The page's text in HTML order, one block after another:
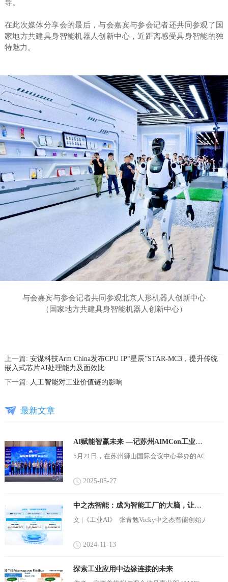
导。
在此次媒体分享会的最后，与会嘉宾与参会记者还共同参观了国
家地方共建具身智能机器人创新中心，近距离感受具身智能的独
特魅力。
与会嘉宾与参会记者共同参观北京人形机器人创新中心
（国家地方共建具身智能机器人创新中心）
上一篇: 安谋科技Arm China发布CPU IP“星辰”STAR-MC3，提升传统
嵌入式芯片AI处理能力及面效比
下一篇: 人工智能对工业价值链的影响
最新文章
AI赋能智赢未来 —记苏州AIMCon工业技术及应用研讨会
5月21日，在苏州狮山国际会议中心举办的ACT智慧
2025-05-27
中之杰智能：成为智能工厂的大脑，让离散制造不再离散
文 |《工业AI》 张青勉Vicky中之杰智能创始人、
2024-11-13
探索工业应用中边缘连接的未来